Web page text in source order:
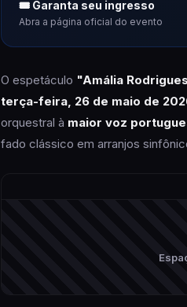
🎟 Garanta seu ingresso
Abra a página oficial do evento
O espetáculo "Amália
terça-feira, 26 de maio de
orquestral à maior voz
fado clássico em arranjos